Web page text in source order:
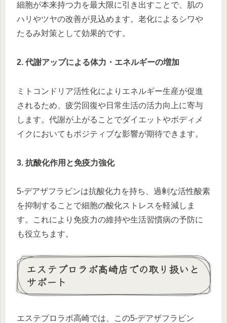
細胞が本来持つ力を最大限に引き出すことで、肌の
ハリやツヤの改善が見込めます。老化によるシワや
たるみ対策として効果的です。
2. 代謝アップによる体力・エネルギーの増加
ミトコンドリア活性化によりエネルギー生産が促進
されるため、疲労回復や日常生活の活力向上に寄与
します。代謝が上がることでダイエットやボディメ
イクにおいてもポジティブな影響が期待できます。
3. 抗酸化作用と免疫力強化
5-デアザフラビンは抗酸化力を持ち、過剰な活性酸素
を抑制することで細胞の酸化ストレスを軽減しま
す。これにより免疫力の維持や生活習慣病の予防に
も役立ちます。
エステプロラボ高崎店での取り扱いと
サポート
エステプロラボ高崎では、この5-デアザフラビン